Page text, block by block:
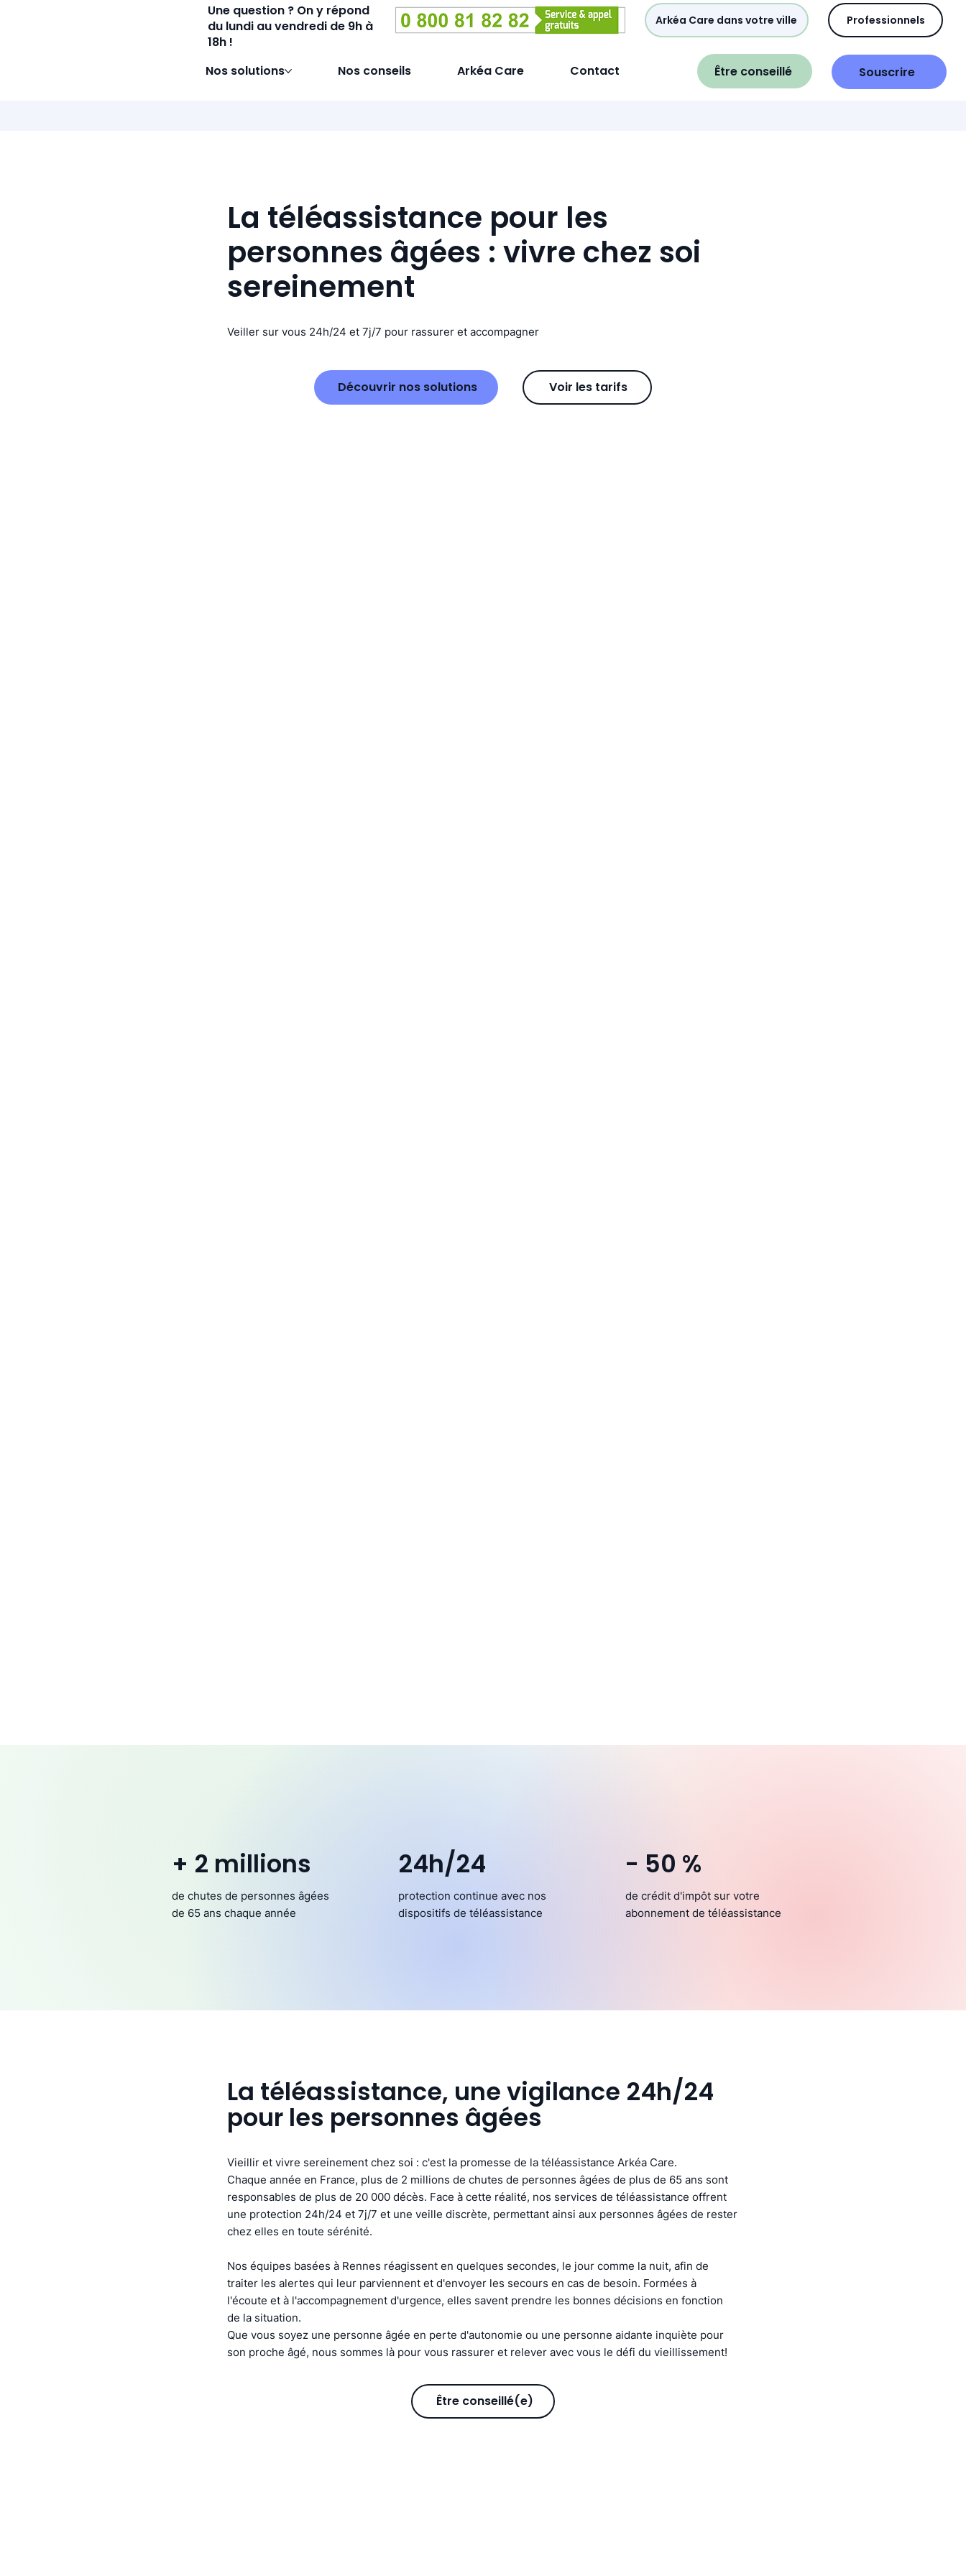
Une question ? On y répond
du lundi au vendredi de 9h à
18h !
Arkéa Care dans votre ville Professionnels
Nos solutions Nos conseils Arkéa Care Contact Être conseillé Souscrire
La téléassistance pour les
personnes âgées : vivre chez soi
sereinement
Veiller sur vous 24h/24 et 7j/7 pour rassurer et accompagner
Découvrir nos solutions Voir les tarifs
+ 2 millions
de chutes de personnes âgées
de 65 ans chaque année
24h/24
protection continue avec nos
dispositifs de téléassistance
- 50 %
de crédit d'impôt sur votre
abonnement de téléassistance
La téléassistance, une vigilance 24h/24
pour les personnes âgées
Vieillir et vivre sereinement chez soi : c'est la promesse de la téléassistance Arkéa Care.
Chaque année en France, plus de 2 millions de chutes de personnes âgées de plus de 65 ans sont
responsables de plus de 20 000 décès. Face à cette réalité, nos services de téléassistance offrent
une protection 24h/24 et 7j/7 et une veille discrète, permettant ainsi aux personnes âgées de rester
chez elles en toute sérénité.​
Nos équipes basées à Rennes réagissent en quelques secondes, le jour comme la nuit, afin de
traiter les alertes qui leur parviennent et d'envoyer les secours en cas de besoin. Formées à
l'écoute et à l'accompagnement d'urgence, elles savent prendre les bonnes décisions en fonction
de la situation.
Que vous soyez une personne âgée en perte d'autonomie ou une personne aidante inquiète pour
son proche âgé, nous sommes là pour vous rassurer et relever avec vous le défi du vieillissement!
Être conseillé(e)